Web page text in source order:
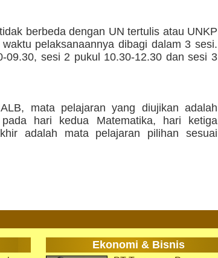
berbeda dengan UN tertulis atau UNKP
pelaksanaannya dibagi dalam 3 sesi.
09.30, sesi 2 pukul 10.30-12.30 dan sesi 3
mata pelajaran yang diujikan adalah
hari kedua Matematika, hari ketiga
adalah mata pelajaran pilihan sesuai
Ekonomi & Bisnis